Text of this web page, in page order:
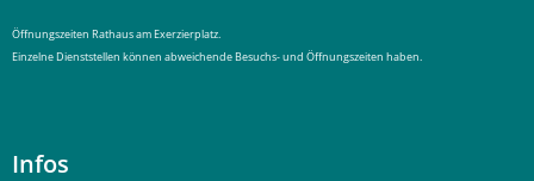
Öffnungszeiten Rathaus am Exerzierplatz.
Einzelne Dienststellen können abweichende Besuchs- und Öffnungszeiten haben.
Infos